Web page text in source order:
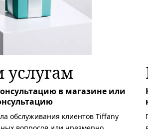
в магазине или
обслуживания клиентов Tiffany